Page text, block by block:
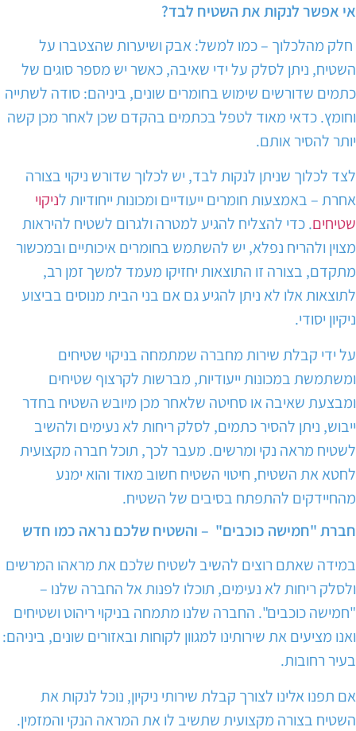
אי אפשר לנקות את השטיח לבד?
חלק מהלכלוך – כמו למשל: אבק ושיערות שהצטברו על
השטיח, ניתן לסלק על ידי שאיבה, כאשר יש מספר סוגים של
כתמים שדורשים שימוש בחומרים שונים, ביניהם: סודה לשתייה
וחומץ. כדאי מאוד לטפל בכתמים בהקדם שכן לאחר מכן קשה
יותר להסיר אותם.
לצד לכלוך שניתן לנקות לבד, יש לכלוך שדורש ניקוי בצורה
אחרת – באמצעות חומרים ייעודיים ומכונות ייחודיות לניקוי
שטיחים. כדי להצליח להגיע למטרה ולגרום לשטיח להיראות
מצוין ולהריח נפלא, יש להשתמש בחומרים איכותיים ובמכשור
מתקדם, בצורה זו התוצאות יחזיקו מעמד למשך זמן רב,
לתוצאות אלו לא ניתן להגיע גם אם בני הבית מנוסים בביצוע
ניקיון יסודי.
על ידי קבלת שירות מחברה שמתמחה בניקוי שטיחים
ומשתמשת במכונות ייעודיות, מברשות לקרצוף שטיחים
ומבצעת שאיבה או סחיטה שלאחר מכן מיובש השטיח בחדר
ייבוש, ניתן להסיר כתמים, לסלק ריחות לא נעימים ולהשיב
לשטיח מראה נקי ומרשים. מעבר לכך, תוכל חברה מקצועית
לחטא את השטיח, חיטוי השטיח חשוב מאוד והוא ימנע
מהחיידקים להתפתח בסיבים של השטיח.
חברת "חמישה כוכבים" – והשטיח שלכם נראה כמו חדש
במידה שאתם רוצים להשיב לשטיח שלכם את מראהו המרשים
ולסלק ריחות לא נעימים, תוכלו לפנות אל החברה שלנו –
"חמישה כוכבים". החברה שלנו מתמחה בניקוי ריהוט ושטיחים
ואנו מציעים את שירותינו למגוון לקוחות ובאזורים שונים, ביניהם:
בעיר רחובות.
אם תפנו אלינו לצורך קבלת שירותי ניקיון, נוכל לנקות את
השטיח בצורה מקצועית שתשיב לו את המראה הנקי והמזמין.